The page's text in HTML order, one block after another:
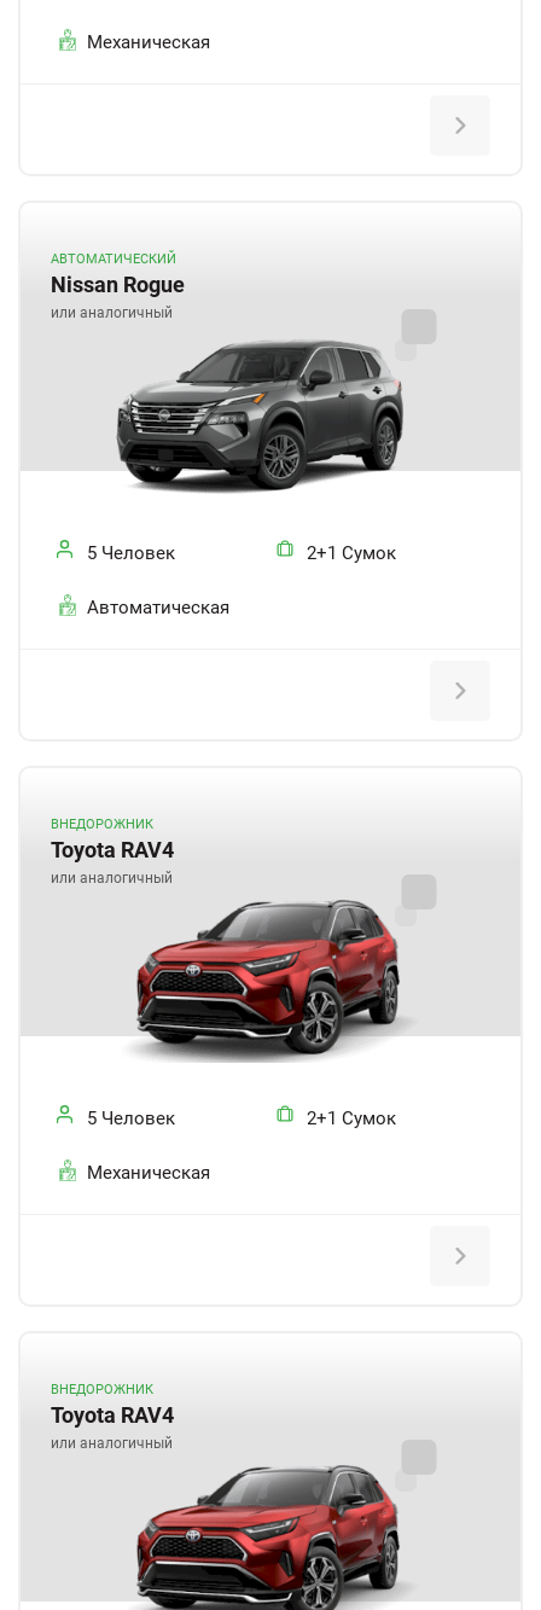
Механическая
АВТОМАТИЧЕСКИЙ
Nissan Rogue
или аналогичный
5 Человек 2+1 Сумок
Автоматическая
ВНЕДОРОЖНИК
Toyota RAV4
или аналогичный
5 Человек 2+1 Сумок
Механическая
ВНЕДОРОЖНИК
Toyota RAV4
или аналогичный